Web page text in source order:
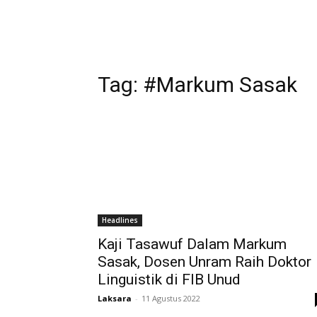
Tag: #Markum Sasak
Headlines
Kaji Tasawuf Dalam Markum
Sasak, Dosen Unram Raih Doktor
Linguistik di FIB Unud
Laksara - 11 Agustus 2022